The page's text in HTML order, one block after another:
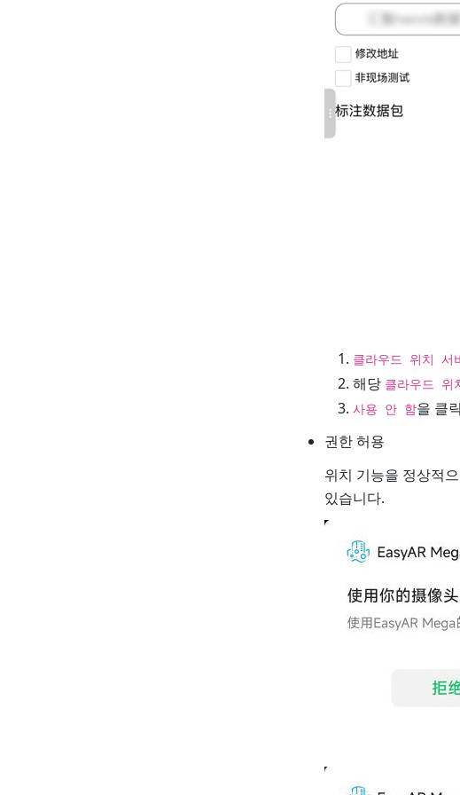
클라우드 위치 서
해당 클라우드 위
사용 안 함을 클
권한 허용
위치 기능을 정상적
있습니다.